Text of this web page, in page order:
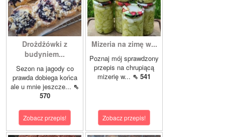
Drożdżówki z
budyniem...
Sezon na jagody co
prawda dobiega końca
ale u mnie jeszcze... ⇖
570
Zobacz przepis!
Mizeria na zimę w...
Poznaj mój sprawdzony
przepis na chrupiącą
mizerię w... ⇖ 541
Zobacz przepis!